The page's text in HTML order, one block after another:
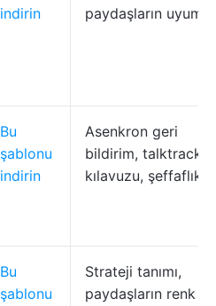
indirin
paydaşların uyumu
Bu
şablonu
indirin
Asenkron geri
bildirim, talktrack
kılavuzu, şeffaflık
Bu
şablonu
Strateji tanımı,
paydaşların renk